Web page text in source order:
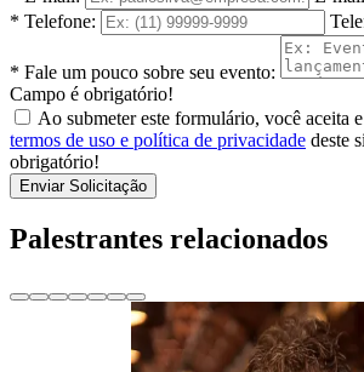
* Telefone:
* Fale um pouco sobre seu evento:
Campo é obrigatório!
Ao submeter este formulário, você aceita
termos de uso e política de privacidade deste
obrigatório!
Enviar Solicitação
Palestrantes relacionados